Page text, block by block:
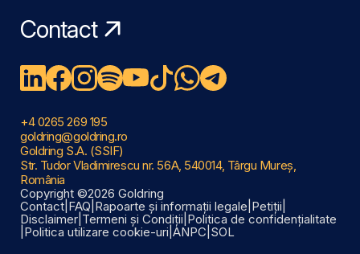
Contact
+4 0265 269 195
goldring@goldring.ro
Goldring S.A. (SSIF)
Str. Tudor Vladimirescu nr. 56A, 540014, Târgu Mureș,
România
Copyright ©2026 Goldring
Contact FAQ Rapoarte și informații legale Petiții
Disclaimer Termeni și Condiții Politica de confidențialitate
Politica utilizare cookie-uri ANPC SOL